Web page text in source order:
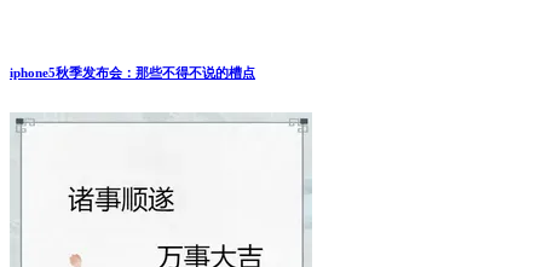
iphone5秋季发布会：那些不得不说的槽点